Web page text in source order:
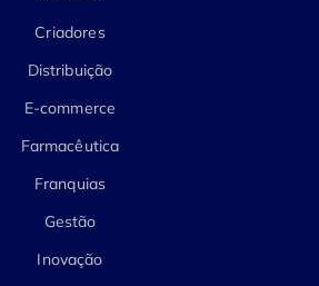
Criadores
Distribuição
E-commerce
Farmacêutica
Franquias
Gestão
Inovação